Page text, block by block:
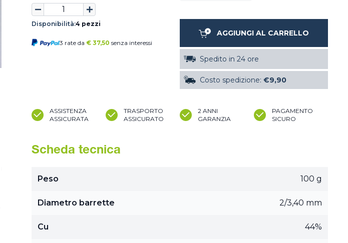
Disponibilità:4 pezzi
3 rate da € 37,50 senza interessi
AGGIUNGI AL CARRELLO
Spedito in 24 ore
Costo spedizione: €9,90
ASSISTENZA
ASSICURATA
TRASPORTO
ASSICURATO
2 ANNI
GARANZIA
PAGAMENTO
SICURO
Scheda tecnica
Peso 100 g
Diametro barrette 2/3,40 mm
Cu 44%